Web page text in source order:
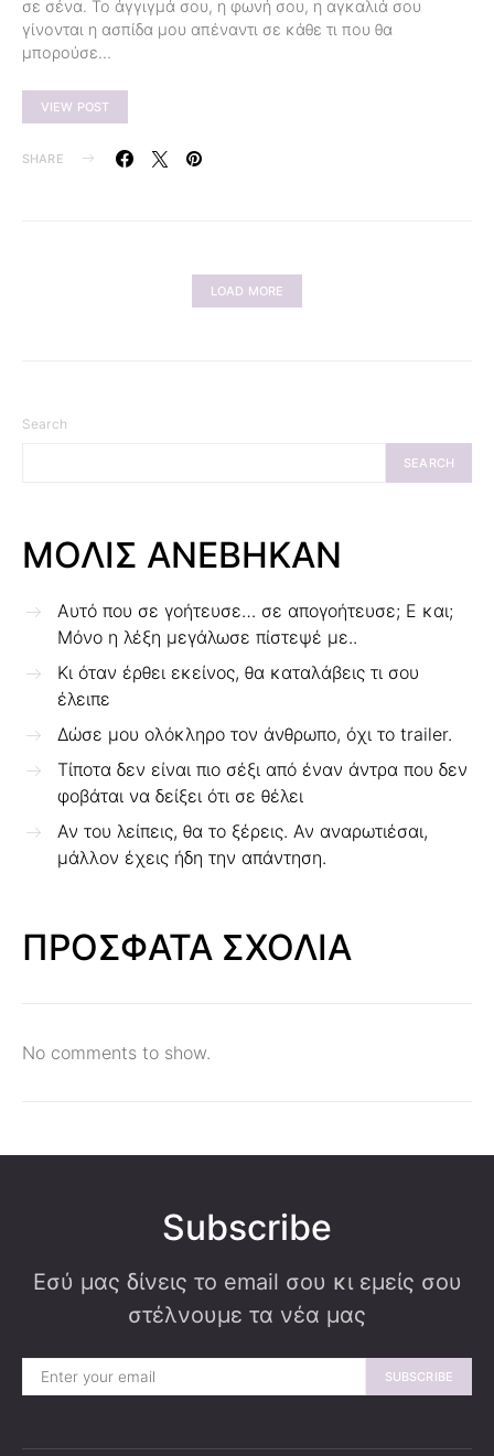
σε σένα. Το άγγιγμά σου, η φωνή σου, η αγκαλιά σου
γίνονται η ασπίδα μου απέναντι σε κάθε τι που θα
μπορούσε…
VIEW POST
SHARE
LOAD MORE
Search
SEARCH
ΜΟΛΙΣ ΑΝΕΒΗΚΑΝ
Αυτό που σε γοήτευσε… σε απογοήτευσε; Ε και;
Μόνο η λέξη μεγάλωσε πίστεψέ με..
Κι όταν έρθει εκείνος, θα καταλάβεις τι σου
έλειπε
Δώσε μου ολόκληρο τον άνθρωπο, όχι το trailer.
Τίποτα δεν είναι πιο σέξι από έναν άντρα που δεν
φοβάται να δείξει ότι σε θέλει
Αν του λείπεις, θα το ξέρεις. Αν αναρωτιέσαι,
μάλλον έχεις ήδη την απάντηση.
ΠΡΟΣΦΑΤΑ ΣΧΟΛΙΑ
No comments to show.
Subscribe
Εσύ μας δίνεις το email σου κι εμείς σου
στέλνουμε τα νέα μας
SUBSCRIBE